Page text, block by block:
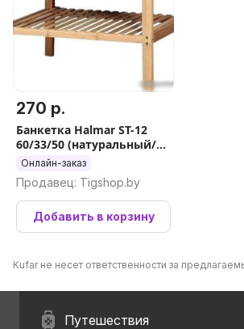
270 р.
Банкетка Halmar ST-12
60/33/50 (натуральный/
серый)
Онлайн-заказ
Продавец: Tigshop.by
Добавить в корзину
Kufar не несет ответственности за
Путешествия